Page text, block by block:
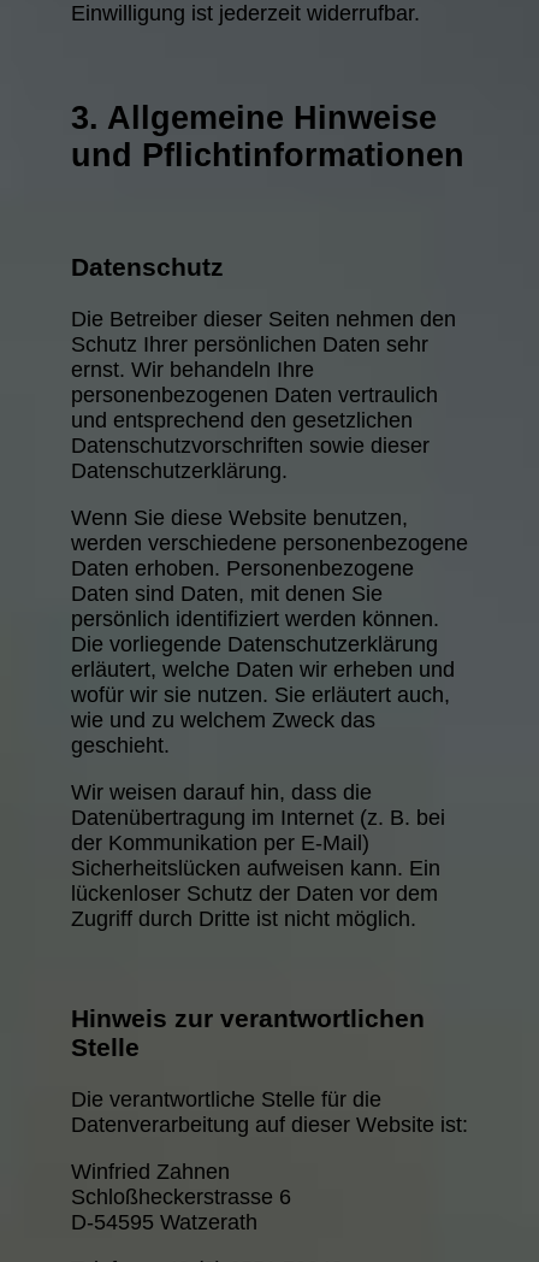
Einwilligung ist jederzeit widerrufbar.
3. Allgemeine Hinweise
und Pflicht­informationen
Datenschutz
Die Betreiber dieser Seiten nehmen den
Schutz Ihrer persönlichen Daten sehr
ernst. Wir behandeln Ihre
personenbezogenen Daten vertraulich
und entsprechend den gesetzlichen
Datenschutzvorschriften sowie dieser
Datenschutzerklärung.
Wenn Sie diese Website benutzen,
werden verschiedene personenbezogene
Daten erhoben. Personenbezogene
Daten sind Daten, mit denen Sie
persönlich identifiziert werden können.
Die vorliegende Datenschutzerklärung
erläutert, welche Daten wir erheben und
wofür wir sie nutzen. Sie erläutert auch,
wie und zu welchem Zweck das
geschieht.
Wir weisen darauf hin, dass die
Datenübertragung im Internet (z. B. bei
der Kommunikation per E-Mail)
Sicherheitslücken aufweisen kann. Ein
lückenloser Schutz der Daten vor dem
Zugriff durch Dritte ist nicht möglich.
Hinweis zur verantwortlichen
Stelle
Die verantwortliche Stelle für die
Datenverarbeitung auf dieser Website ist:
Winfried Zahnen
Schloßheckerstrasse 6
D-54595 Watzerath